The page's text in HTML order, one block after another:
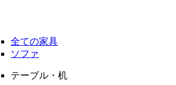
全ての家具
ソファ
テーブル・机